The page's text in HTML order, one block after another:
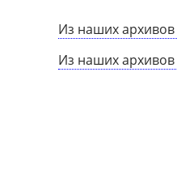
Из наших архивов
Из наших